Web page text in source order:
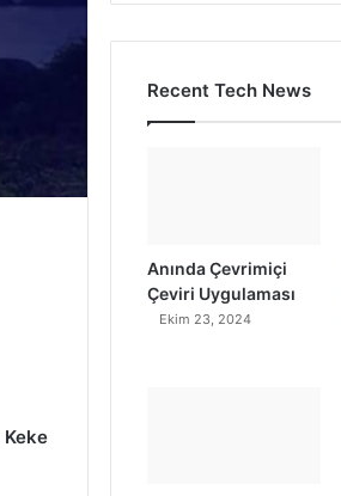
Keke
Recent Tech News
Anında Çevrimiçi
Çeviri Uygulaması
Ekim 23, 2024